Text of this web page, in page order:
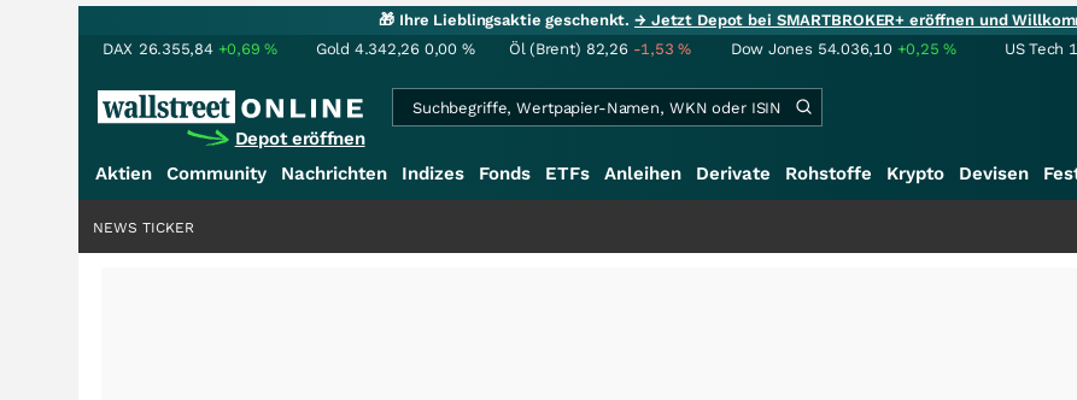
🎁 Ihre Lieblingsaktie geschenkt.→ Jetzt Depot bei SMARTBROKER+ eröffnen und
DAX 26.355,84 +0,69% Gold 4.342,26 0,00 % Öl (Brent) 82,26 -1,53% Dow Jones 54.036,10 +0,25% US Tech
Depot eröffnen
Aktien Community Nachrichten Indizes Fonds ETFs Anleihen Derivate Rohstoffe Krypto Devisen
NEWS TICKER